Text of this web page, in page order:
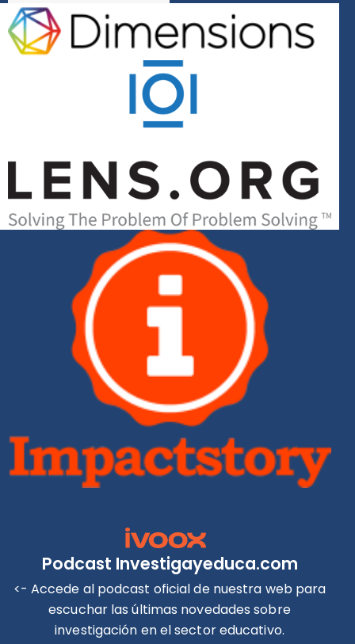
Podcast Investigayeduca.com
<- Accede al podcast oficial de nuestra web para
escuchar las últimas novedades sobre
investigación en el sector educativo.